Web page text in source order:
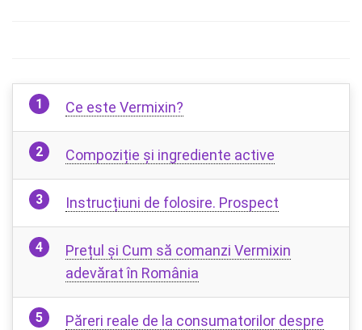
Ce este Vermixin?
Compoziție și ingrediente active
Instrucțiuni de folosire. Prospect
Prețul și Cum să comanzi Vermixin
adevărat în România
Păreri reale de la consumatorilor despre